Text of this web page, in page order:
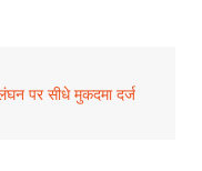
पर सीधे मुकदमा दर्ज